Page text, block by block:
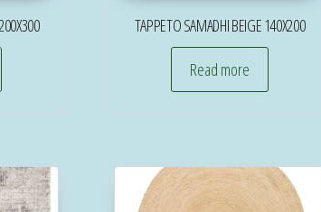
TAPPETO SAMADHI BEIGE 140X200
Read more